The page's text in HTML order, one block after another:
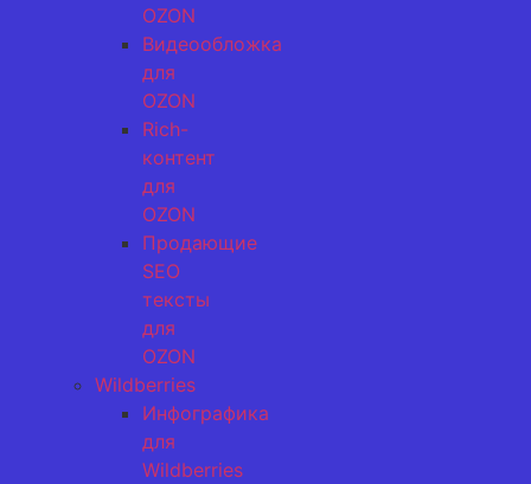
OZON
Видеообложка
для
OZON
Rich-
контент
для
OZON
Продающие
SEO
тексты
для
OZON
Wildberries
Инфографика
для
Wildberries